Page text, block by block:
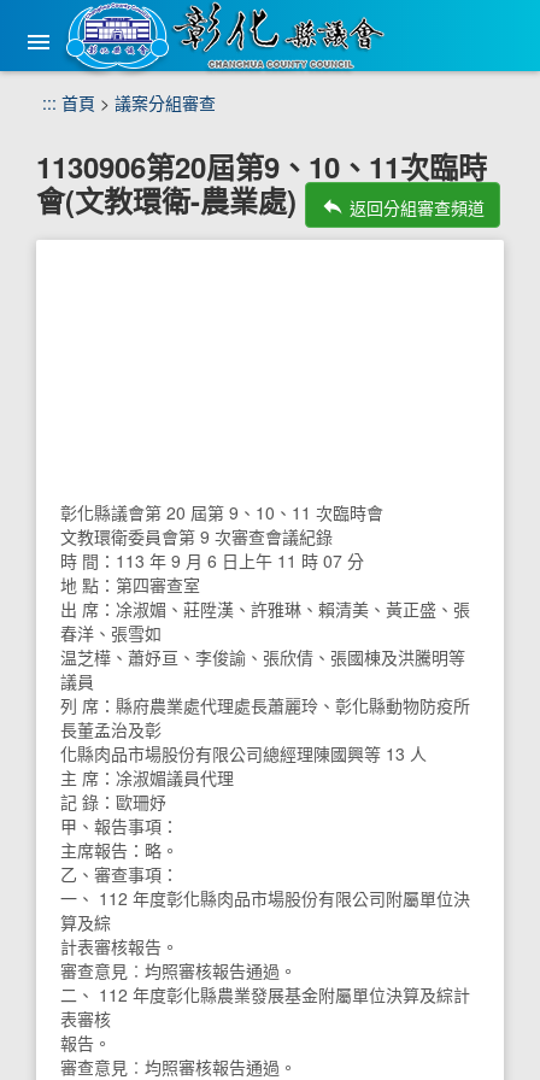
機
::: 首頁 > 議案分組審查
1130906第20屆第9、10、11次臨時
會(文教環衛-農業處)
reply 返回分組審查頻道
彰化縣議會第 20 屆第 9、10、11 次臨時會
文教環衛委員會第 9 次審查會議紀錄
時 間：113 年 9 月 6 日上午 11 時 07 分
地 點：第四審查室
出 席：凃淑媚、莊陞漢、許雅琳、賴清美、黃正盛、張
春洋、張雪如
温芝樺、蕭妤亘、李俊諭、張欣倩、張國棟及洪騰明等
議員
列 席：縣府農業處代理處長蕭麗玲、彰化縣動物防疫所
長董孟治及彰
化縣肉品市場股份有限公司總經理陳國興等 13 人
主 席：凃淑媚議員代理
記 錄：歐珊妤
甲、報告事項：
主席報告：略。
乙、審查事項：
一、 112 年度彰化縣肉品市場股份有限公司附屬單位決
算及綜
計表審核報告。
審查意見︰均照審核報告通過。
二、 112 年度彰化縣農業發展基金附屬單位決算及綜計
表審核
報告。
審查意見︰均照審核報告通過。